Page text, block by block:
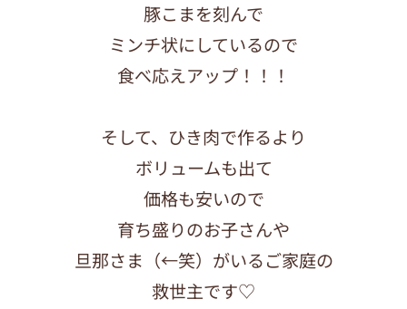
豚こまを刻んで
ミンチ状にしているので
食べ応えアップ！！！
そして、ひき肉で作るより
ボリュームも出て
価格も安いので
育ち盛りのお子さんや
旦那さま（←笑）がいるご家庭の
救世主です♡